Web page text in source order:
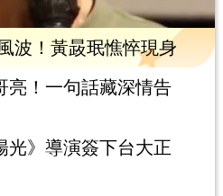
波！黃晸珉憔悴現身
亮！一句話藏深情告
光》導演簽下台大正